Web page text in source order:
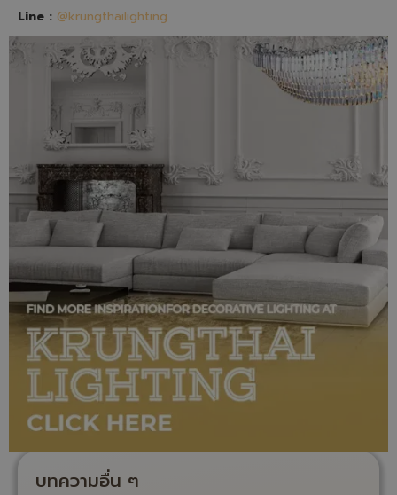
Line : @krungthailighting
บทความอื่น ๆ